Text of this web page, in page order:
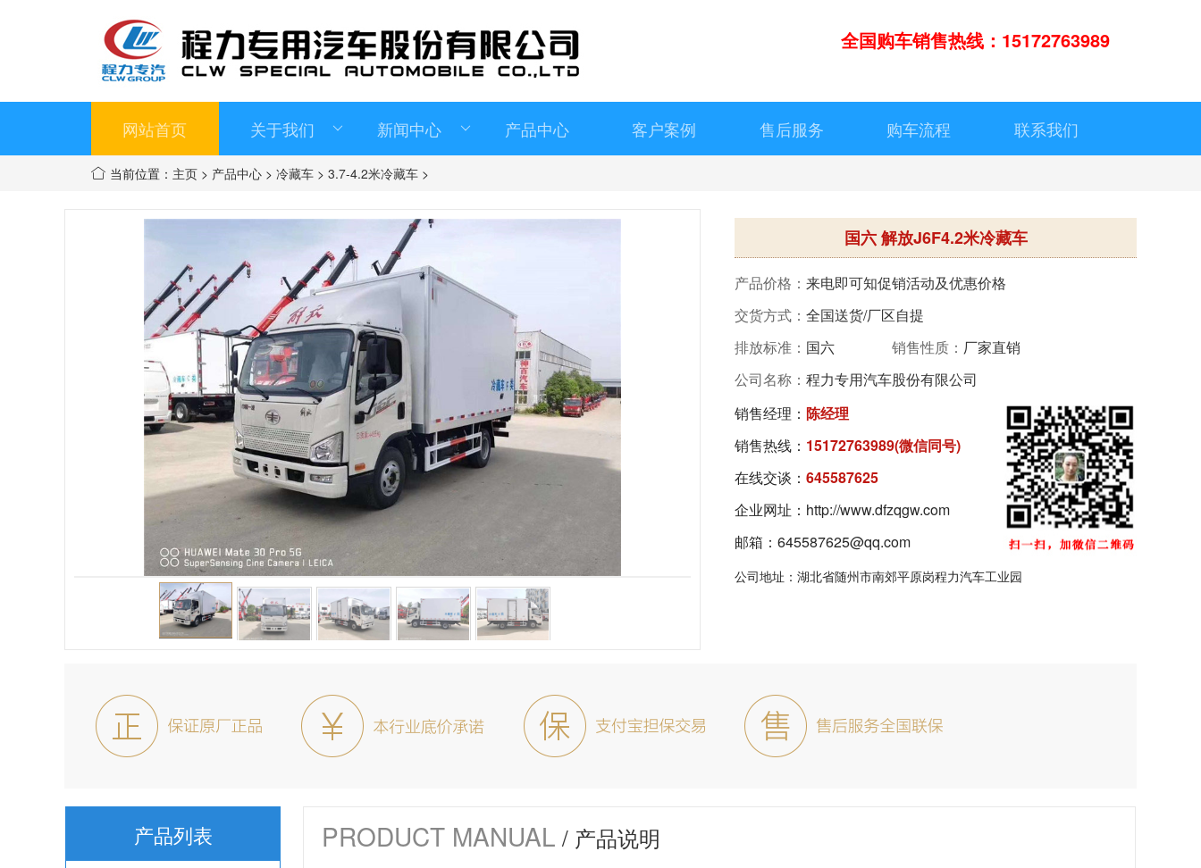
全国购车销售热线：15172763989
网站首页 关于我们 新闻中心 产品中心 客户案例 售后服务 购车流程 联系我们
当前位置： 主页 > 产品中心 > 冷藏车 > 3.7-4.2米冷藏车 >
国六 解放J6F4.2米冷藏车
产品价格： 来电即可知促销活动及优惠价格
交货方式： 全国送货/厂区自提
排放标准： 国六 销售性质： 厂家直销
公司名称： 程力专用汽车股份有限公司
销售经理： 陈经理
销售热线： 15172763989(微信同号)
在线交谈： 645587625
企业网址：http://www.dfzqgw.com
邮箱：645587625@qq.com
公司地址：湖北省随州市南郊平原岗程力汽车工业园
产品列表 PRODUCT MANUAL / 产品说明